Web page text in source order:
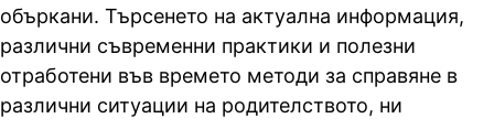
объркани. Търсенето на актуална информация,
различни съвременни практики и полезни
отработени във времето методи за справяне в
различни ситуации на родителството, ни